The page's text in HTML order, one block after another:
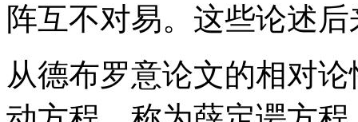
阵互不对易。这些论述
从德布罗意论文的相对